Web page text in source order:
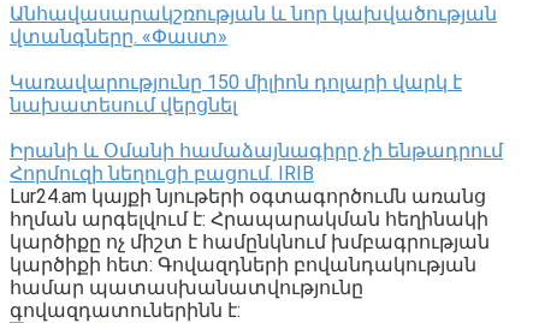
Անհավասարակշռության և նոր կախվածության
վտանգները. «Փաստ»
Կառավարությունը 150 միլիոն դոլարի վարկ է
նախատեսում վերցնել
Իրանի և Օմանի համաձայնագիրը չի ենթադրում
Հորմուզի նեղուցի բացում. IRIB
Lur24.am կայքի նյութերի օգտագործումն առանց
հղման արգելվում է: Հրապարակման հեղինակի
կարծիքը ոչ միշտ է համընկնում խմբագրության
կարծիքի հետ: Գովազդների բովանդակության
համար պատասխանատվությունը
գովազդատուներինն է: